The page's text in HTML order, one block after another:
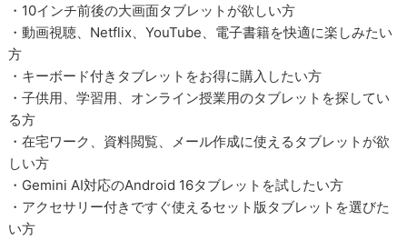
・10インチ前後の大画面タブレットが欲しい方
・動画視聴、Netflix、YouTube、電子書籍を快適に楽しみたい
方
・キーボード付きタブレットをお得に購入したい方
・子供用、学習用、オンライン授業用のタブレットを探してい
る方
・在宅ワーク、資料閲覧、メール作成に使えるタブレットが欲
しい方
・Gemini AI対応のAndroid 16タブレットを試したい方
・アクセサリー付きですぐ使えるセット版タブレットを選びた
い方